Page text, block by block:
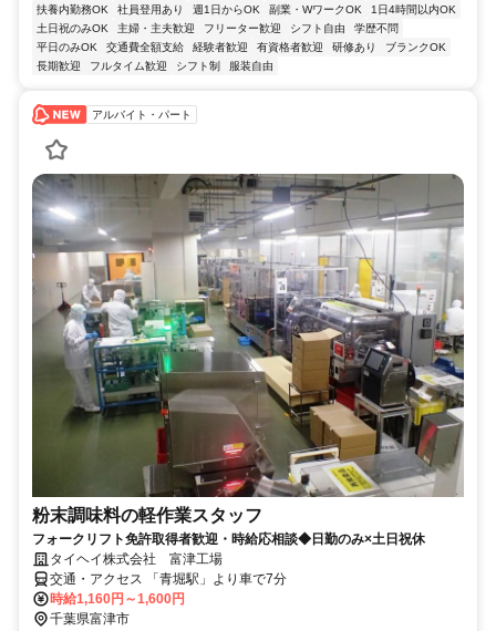
扶養内勤務OK 社員登用あり 週1日からOK 副業・WワークOK
1日4時間以内OK
土日祝のみOK
主婦・主夫歓迎 フリーター歓迎 シフト自由
学歴不問
平日のみOK
交通費全額支給 経験者歓迎 有資格者歓迎 研修あり
ブランクOK
長期歓迎
フルタイム歓迎 シフト制 服装自由
アルバイト・パート
粉末調味料の軽作業スタッフ
フォークリフト免許取得者歓迎・時給応相談◆日勤のみ×土日祝休
タイヘイ株式会社 富津工場
交通・アクセス 「青堀駅」より車で7分
時給1,160円～1,600円
千葉県富津市